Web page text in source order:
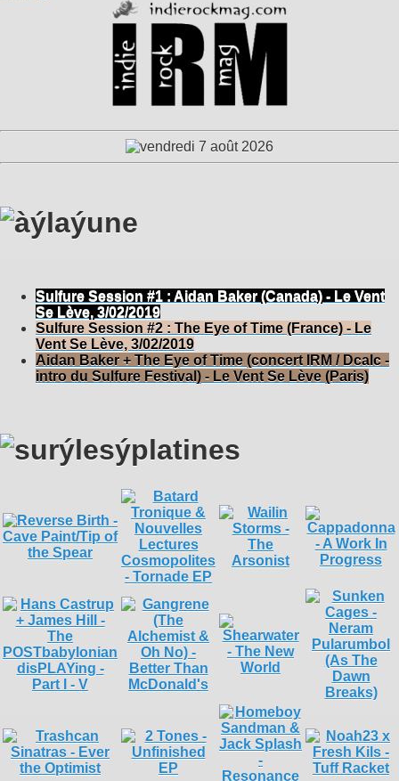
Sulfure Session #1 : Aidan Baker (Canada) - Le Vent
Se Lève, 3/02/2019
Sulfure Session #2 : The Eye of Time (France) - Le
Vent Se Lève, 3/02/2019
Aidan Baker + The Eye of Time (concert IRM / Dcalc -
intro du Sulfure Festival) - Le Vent Se Lève (Paris)